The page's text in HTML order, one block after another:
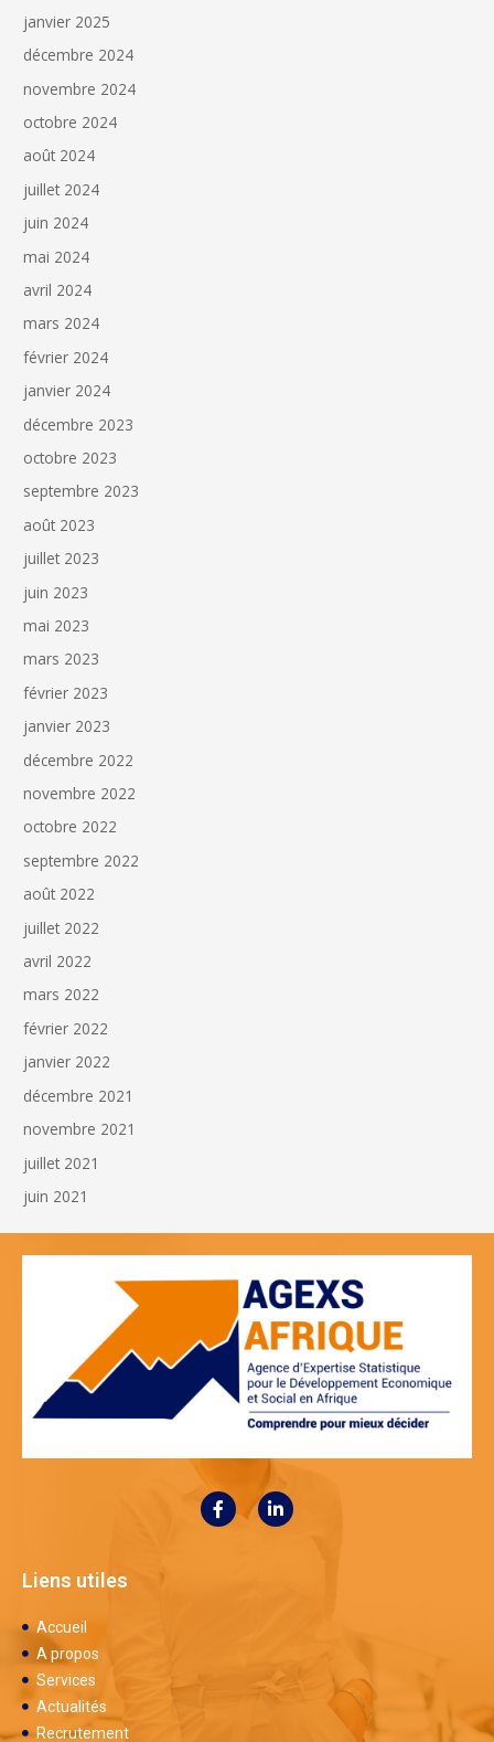
janvier 2025
décembre 2024
novembre 2024
octobre 2024
août 2024
juillet 2024
juin 2024
mai 2024
avril 2024
mars 2024
février 2024
janvier 2024
décembre 2023
octobre 2023
septembre 2023
août 2023
juillet 2023
juin 2023
mai 2023
mars 2023
février 2023
janvier 2023
décembre 2022
novembre 2022
octobre 2022
septembre 2022
août 2022
juillet 2022
avril 2022
mars 2022
février 2022
janvier 2022
décembre 2021
novembre 2021
juillet 2021
juin 2021
Liens utiles
Accueil
A propos
Services
Actualités
Recrutement